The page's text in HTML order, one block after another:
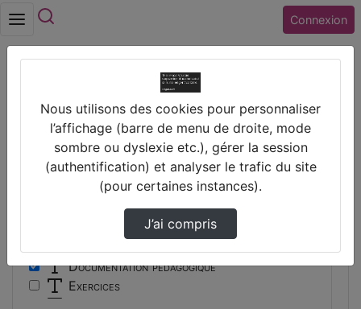
Connexion
Vidéos
Filtres
Types
Autre
Conférence
Documentation pédagogique
Exercices
Nous utilisons des cookies pour personnaliser
l’affichage (barre de menu de droite, mode
sombre ou dyslexie etc.), gérer la session
(authentification) et analyser le trafic du site
(pour certaines instances).
J’ai compris